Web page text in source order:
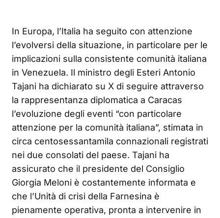
In Europa, l’Italia ha seguito con attenzione
l’evolversi della situazione, in particolare per le
implicazioni sulla consistente comunità italiana
in Venezuela. Il ministro degli Esteri Antonio
Tajani ha dichiarato su X di seguire attraverso
la rappresentanza diplomatica a Caracas
l’evoluzione degli eventi “con particolare
attenzione per la comunità italiana”, stimata in
circa centosessantamila connazionali registrati
nei due consolati del paese. Tajani ha
assicurato che il presidente del Consiglio
Giorgia Meloni è costantemente informata e
che l’Unità di crisi della Farnesina è
pienamente operativa, pronta a intervenire in